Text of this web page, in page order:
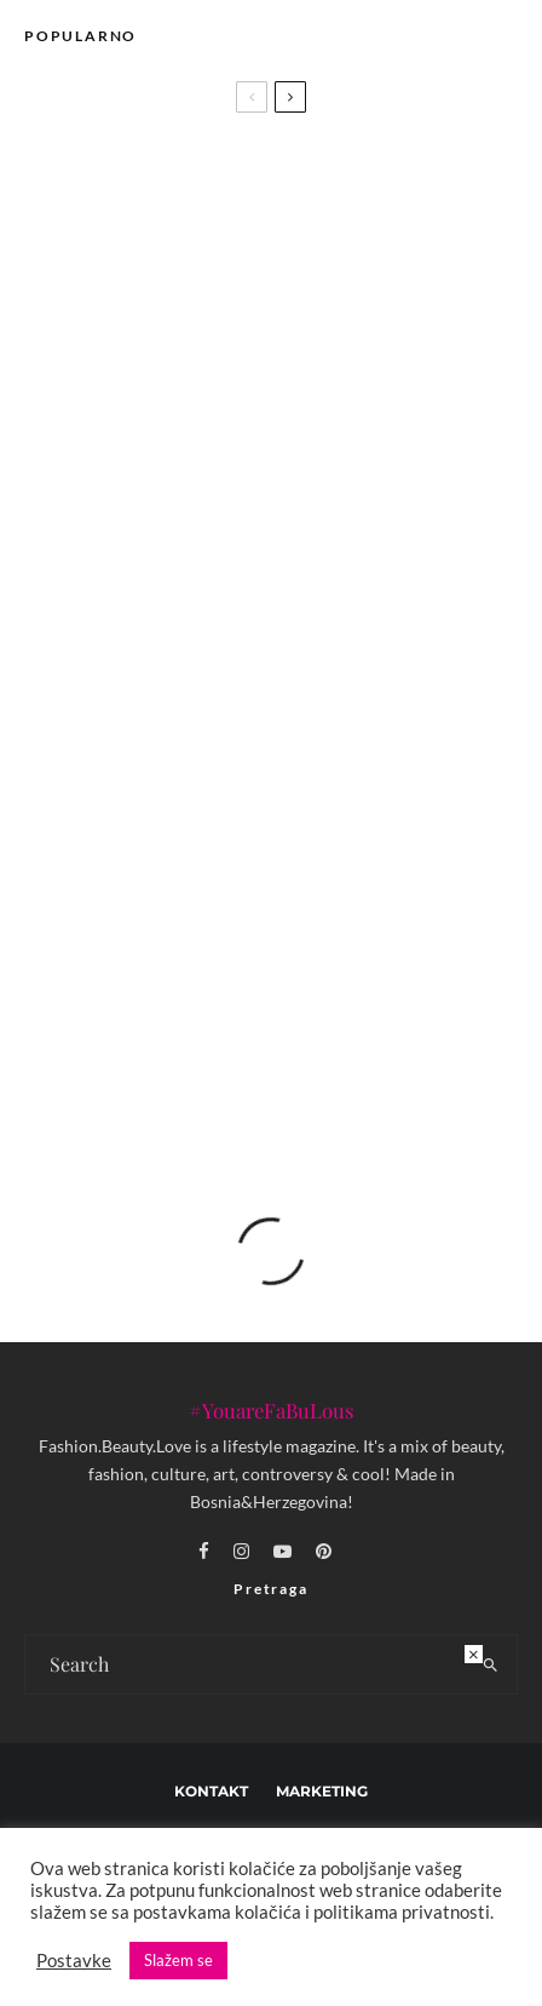
POPULARNO
#YouareFaBuLous
Fashion.Beauty.Love is a lifestyle magazine. It's a mix of beauty,
fashion, culture, art, controversy & cool! Made in
Bosnia&Herzegovina!
Pretraga
KONTAKT MARKETING
IMPRESSUM O NAMA
Copyright © 2013 - 2025 FBL creative. Sva prava zadržana. Developed by:
XStreamThemes
Ova web stranica koristi kolačiće za poboljšanje vašeg
iskustva. Za potpunu funkcionalnost web stranice odaberite
slažem se sa postavkama kolačića i politikama privatnosti.
Postavke Slažem se
×